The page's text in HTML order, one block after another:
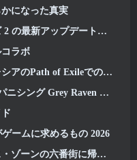
になった真実
ィアンの空き地襲撃を体験してください
ラボ
of the Flameのチャレンジを完了する時です
Raven を Steam に導入
ームに求めるもの 2026
ってきた ゼロ版 2.6 アップデート